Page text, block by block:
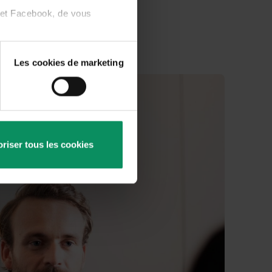
Facebook, de vous
pour chacune des trois
sur les cookies.
consentement via le lien
Les cookies de marketing
tous les cookies